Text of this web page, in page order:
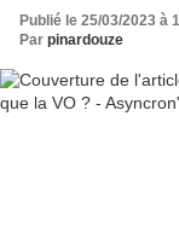
Publié le 25/03/2023 à
Par pinardouze